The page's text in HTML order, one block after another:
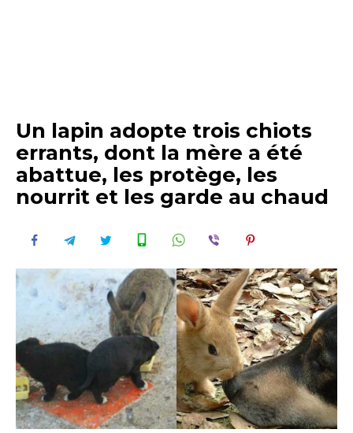
Un lapin adopte trois chiots
errants, dont la mère a été
abattue, les protège, les
nourrit et les garde au chaud